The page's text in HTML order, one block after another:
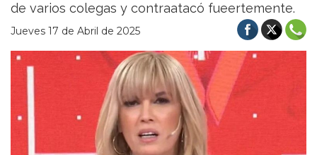
de varios colegas y contraatacó fueertemente.
Jueves 17 de Abril de 2025